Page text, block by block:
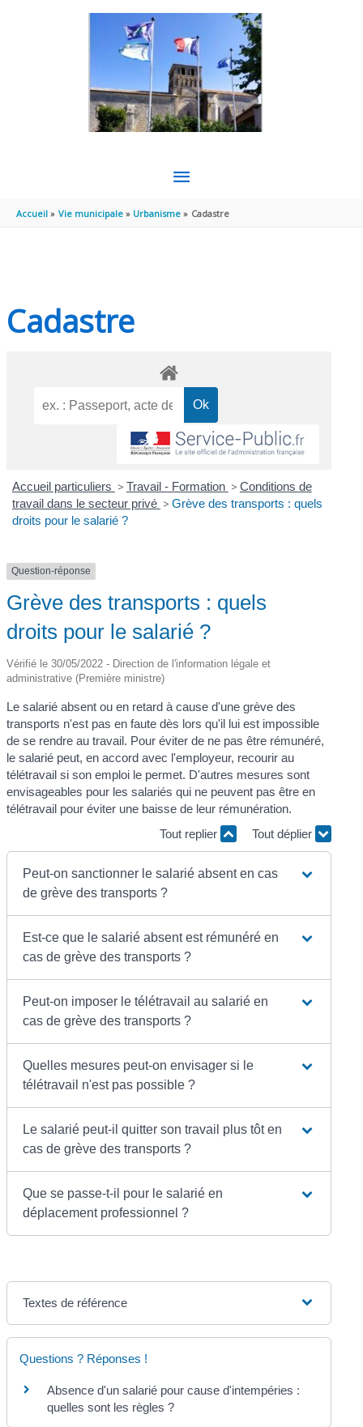
MENU
PRINCIPAL
Accueil Vie municipale Urbanisme Cadastre
Cadastre
Accueil particuliers > Travail - Formation > Conditions de
travail dans le secteur privé > Grève des transports : quels
droits pour le salarié ?
Question-réponse
Grève des transports : quels
droits pour le salarié ?
Vérifié le 30/05/2022 - Direction de l'information légale et
administrative (Première ministre)
Le salarié absent ou en retard à cause d'une grève des
transports n'est pas en faute dès lors qu'il lui est impossible
de se rendre au travail. Pour éviter de ne pas être rémunéré,
le salarié peut, en accord avec l'employeur, recourir au
télétravail si son emploi le permet. D'autres mesures sont
envisageables pour les salariés qui ne peuvent pas être en
télétravail pour éviter une baisse de leur rémunération.
Tout replier
Tout déplier
Peut-on sanctionner le salarié absent en cas
de grève des transports ?
Est-ce que le salarié absent est rémunéré en
cas de grève des transports ?
Peut-on imposer le télétravail au salarié en
cas de grève des transports ?
Quelles mesures peut-on envisager si le
télétravail n'est pas possible ?
Le salarié peut-il quitter son travail plus tôt en
cas de grève des transports ?
Que se passe-t-il pour le salarié en
déplacement professionnel ?
Textes de référence
Questions ? Réponses !
Absence d'un salarié pour cause d'intempéries :
quelles sont les règles ?